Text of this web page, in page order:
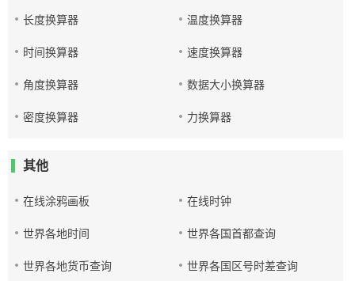
长度换算器 温度换算器
时间换算器 速度换算器
角度换算器 数据大小换算器
密度换算器 力换算器
其他
在线涂鸦画板 在线时钟
世界各地时间 世界各国首都查询
世界各地货币查询 世界各国区号时差查询